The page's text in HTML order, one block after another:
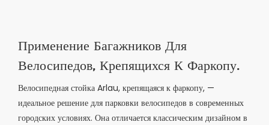
Применение Багажников Для
Велосипедов, Крепящихся К Фаркопу.
Велосипедная стойка Arlau, крепящаяся к фаркопу, —
идеальное решение для парковки велосипедов в современных
городских условиях. Она отличается классическим дизайном в